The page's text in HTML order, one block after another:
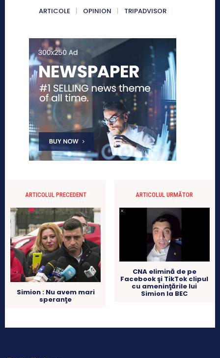
ARTICOLE OPINION TRIPADVISOR
ARTICOLUL PRECEDENT
Simion : Nu avem mari
speranţe
ARTICOLUL URMĂTOR
CNA elimină de pe
Facebook şi TikTok clipul
cu ameninţările lui
Simion la BEC